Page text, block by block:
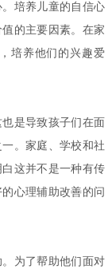
培养儿童的自信心
的主要因素。在家
培养他们的兴趣爱
是导致孩子们在面
。家庭、学校和社
这并不是一种有传
心理辅助改善的问
为了帮助他们面对